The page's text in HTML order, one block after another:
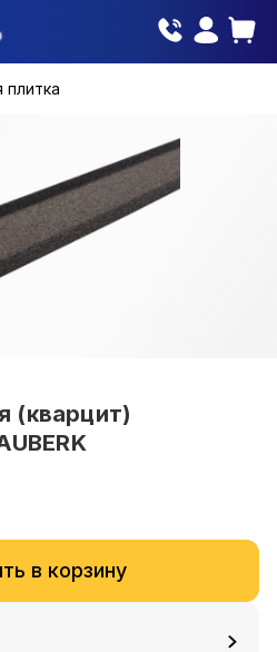
плитка
(кварцит)
в корзину